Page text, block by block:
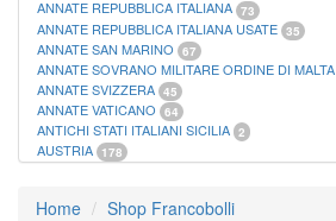
ANNATE REPUBBLICA ITALIANA 73
ANNATE REPUBBLICA ITALIANA USATE 35
ANNATE SAN MARINO 67
ANNATE SOVRANO MILITARE ORDINE DI MALTA
ANNATE SVIZZERA 45
ANNATE VATICANO 64
ANTICHI STATI ITALIANI SICILIA 2
AUSTRIA 178
CASTELROSSO 10
Home
Shop Francobolli